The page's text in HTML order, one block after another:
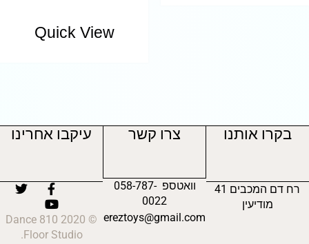
Quick View
בקרו אותנו
רח דם המכבים 41
מודיעין
צרו קשר
וואטספ 058-787-
0022
ereztoys@gmail.com
עיקבו אחרינו
© 2020 810 Dance
Floor Studio.